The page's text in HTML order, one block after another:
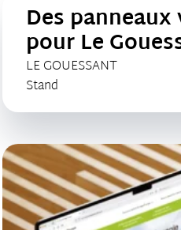
Des
pour Le
CLIENT :
LE GOUESSANT
Catégorie de création :
Stand